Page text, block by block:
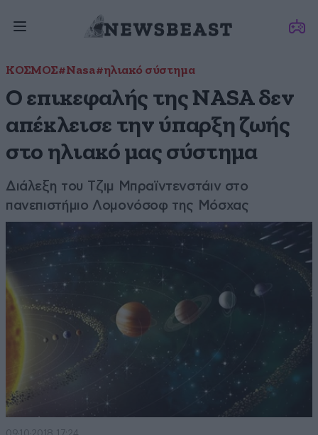
ΚΟΣΜΟΣ#Nasa#ηλιακό σύστημα
Ο επικεφαλής της NASA δεν
απέκλεισε την ύπαρξη ζωής
στο ηλιακό μας σύστημα
Διάλεξη του Τζιμ Μπραϊντενστάιν στο
πανεπιστήμιο Λομονόσοφ της Μόσχας